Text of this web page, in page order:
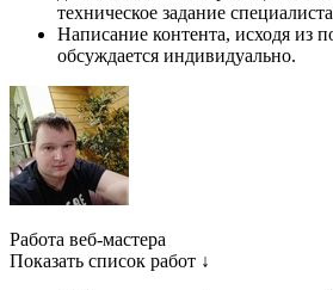
техническое задание
Написание контента, исходя из
обсуждается индивидуально.
Работа веб-мастера
Показать список работ ↓